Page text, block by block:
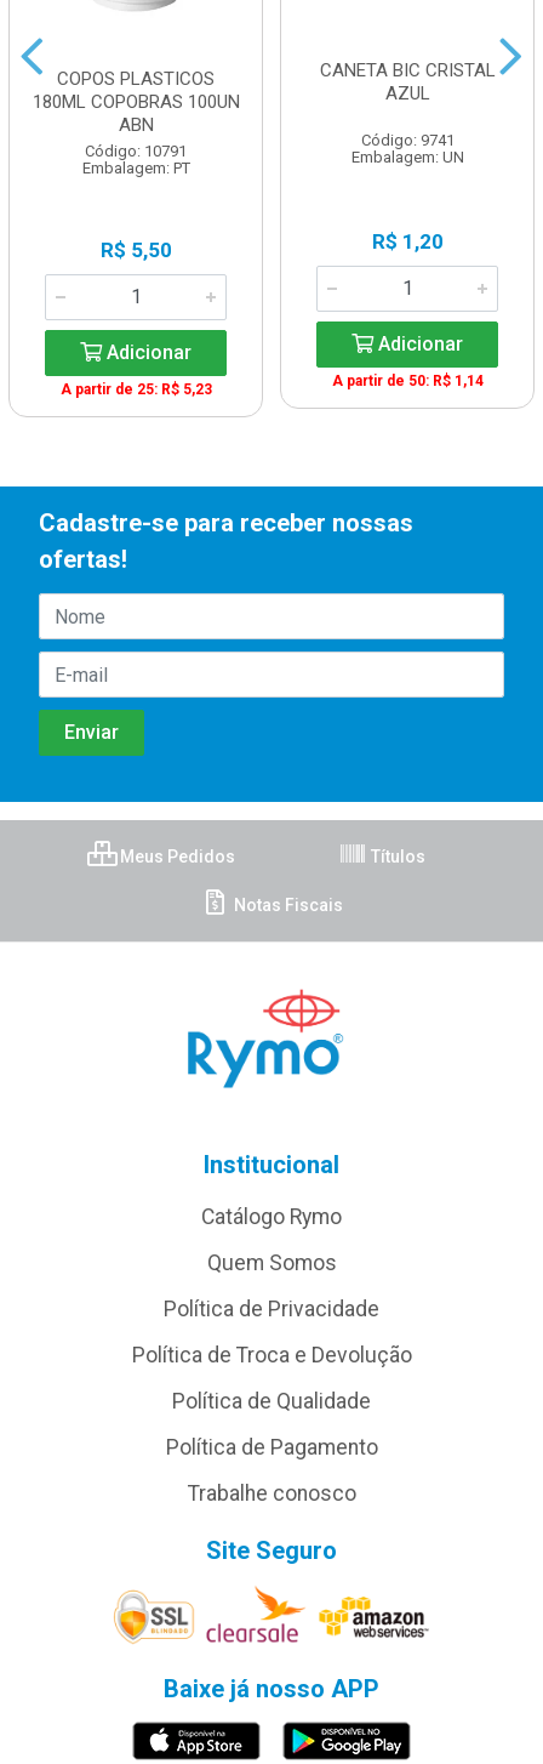
COPOS PLASTICOS
180ML COPOBRAS 100UN
ABN
Código: 10791
Embalagem: PT
R$ 5,50
Adicionar
A partir de 25: R$ 5,23
CANETA BIC CRISTAL
AZUL
Código: 9741
Embalagem: UN
R$ 1,20
Adicionar
A partir de 50: R$ 1,14
Cadastre-se para receber nossas
ofertas!
Meus Pedidos Títulos
Notas Fiscais
Institucional
Catálogo Rymo
Quem Somos
Política de Privacidade
Política de Troca e Devolução
Política de Qualidade
Política de Pagamento
Trabalhe conosco
Site Seguro
Baixe já nosso APP